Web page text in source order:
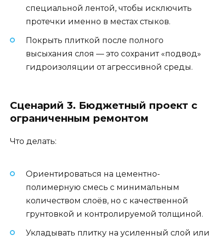
специальной лентой, чтобы исключить
протечки именно в местах стыков.
Покрыть плиткой после полного
высыхания слоя — это сохранит «подвод»
гидроизоляции от агрессивной среды.
Сценарий 3. Бюджетный проект с
ограниченным ремонтом
Что делать:
Ориентироваться на цементно-
полимерную смесь с минимальным
количеством слоёв, но с качественной
грунтовкой и контролируемой толщиной.
Укладывать плитку на усиленный слой или